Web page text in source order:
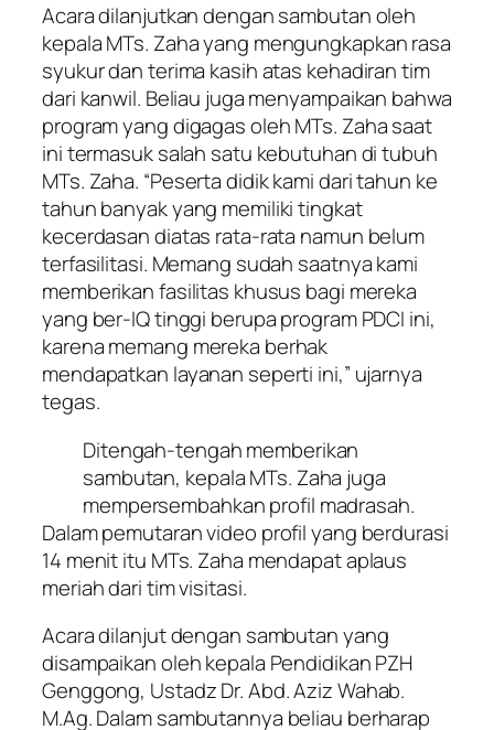
Acara dilanjutkan dengan sambutan oleh
kepala MTs. Zaha yang mengungkapkan rasa
syukur dan terima kasih atas kehadiran tim
dari kanwil. Beliau juga menyampaikan bahwa
program yang digagas oleh MTs. Zaha saat
ini termasuk salah satu kebutuhan di tubuh
MTs. Zaha. “Peserta didik kami dari tahun ke
tahun banyak yang memiliki tingkat
kecerdasan diatas rata-rata namun belum
terfasilitasi. Memang sudah saatnya kami
memberikan fasilitas khusus bagi mereka
yang ber-IQ tinggi berupa program PDCI ini,
karena memang mereka berhak
mendapatkan layanan seperti ini,” ujarnya
tegas.
Ditengah-tengah memberikan
sambutan, kepala MTs. Zaha juga
mempersembahkan profil madrasah.
Dalam pemutaran video profil yang berdurasi
14 menit itu MTs. Zaha mendapat aplaus
meriah dari tim visitasi.
Acara dilanjut dengan sambutan yang
disampaikan oleh kepala Pendidikan PZH
Genggong, Ustadz Dr. Abd. Aziz Wahab.
M.Ag. Dalam sambutannya beliau berharap